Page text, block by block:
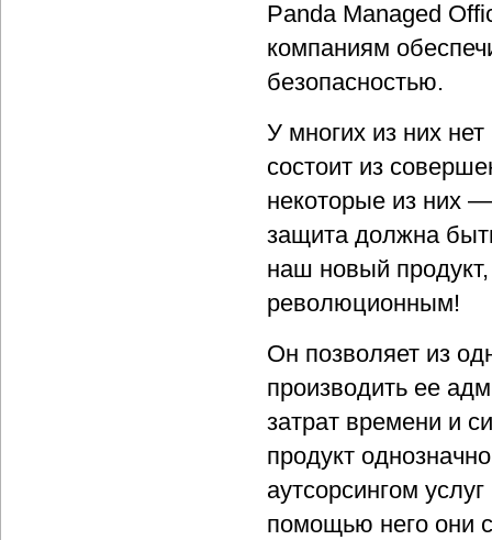
Panda Managed
компаниям
безопасностью.
У многих из них
состоит из
некоторые из них
защита должна
наш новый
революционным!
Он позволяет из
производить ее
затрат времени и
продукт
аутсорсингом
помощью него они